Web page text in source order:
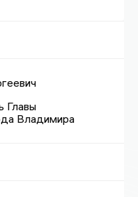
Главы
Владимира